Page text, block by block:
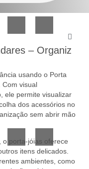
Lar
Organização
Utilidades
de
Vidro
Confeitaria
e
Presente
– Organiz
usando o Porta
Com visual
ele permite visualizar
dos acessórios no
sem abrir mão
o porta-jóias oferece
itens delicados.
ambientes, como